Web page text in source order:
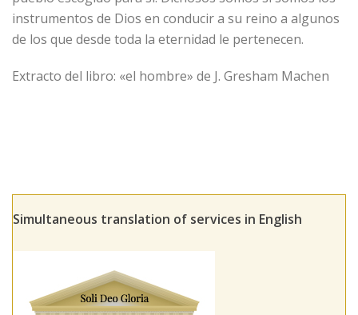
instrumentos de Dios en conducir a su reino a algunos
de los que desde toda la eternidad le pertenecen.
Extracto del libro: «el hombre» de J. Gresham Machen
Simultaneous translation of services in English